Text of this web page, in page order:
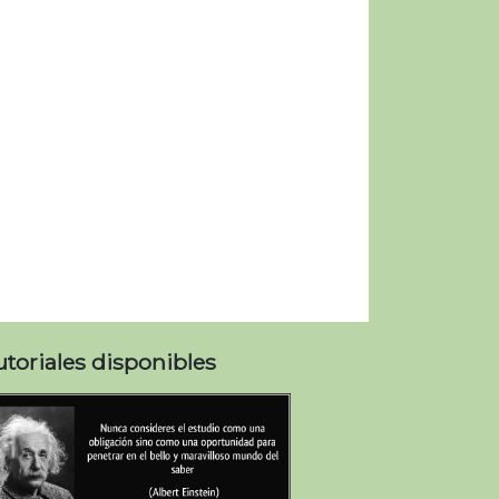
disponibles